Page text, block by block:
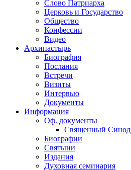
Слово Патриарха
Церковь и Государство
Общество
Конфессии
Видео
Архипастырь
Биография
Послания
Встречи
Визиты
Интервью
Документы
Информация
Оф. документы
Священный Синод
Биографии
Святыни
Издания
Духовная семинария